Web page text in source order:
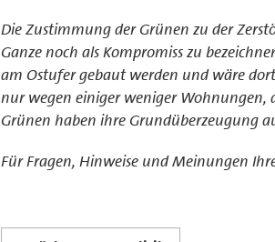
Die Zustimmung der Grünen zu der
Ganze noch als Kompromiss zu
am Ostufer gebaut werden und wäre
nur wegen einiger weniger Wohnungen,
Grünen haben ihre Grundüberzeugung
Für Fragen, Hinweise und Meinungen